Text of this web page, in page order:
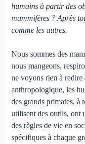
humains à partir des
mammifères ? Après
comme les autres.
Nous sommes des
nous mangeons,
ne voyons rien à
anthropologique, les
des grands primates, à
utilisent des outils, ont
des règles de vie en
spécifiques à chaque